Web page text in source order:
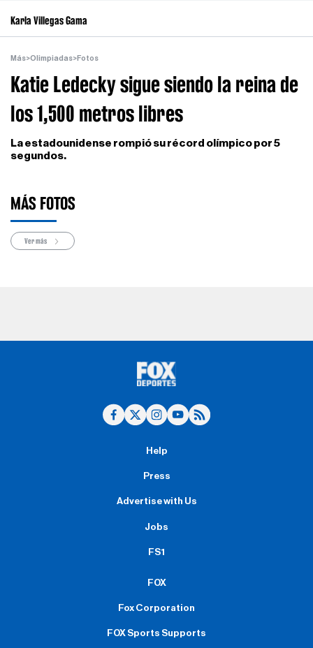
Karla Villegas Gama
Más>Olimpiadas>Fotos
Katie Ledecky sigue siendo la reina de
los 1,500 metros libres
La estadounidense rompió su récord olímpico por 5
segundos.
MÁS FOTOS
Ver más
Help
Press
Advertise with Us
Jobs
FS1
FOX
Fox Corporation
FOX Sports Supports